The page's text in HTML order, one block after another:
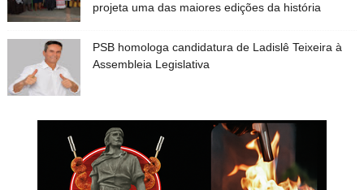
projeta uma das maiores edições da história
PSB homologa candidatura de Ladislê Teixeira à
Assembleia Legislativa